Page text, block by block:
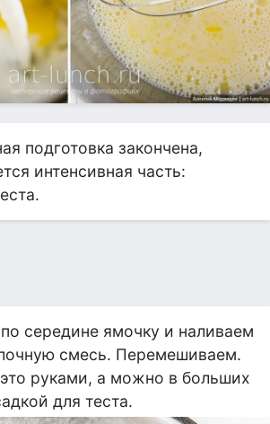
подготовка закончена,
интенсивная часть:
середине ямочку и наливаем
смесь. Перемешиваем.
руками, а можно в больших
для теста.